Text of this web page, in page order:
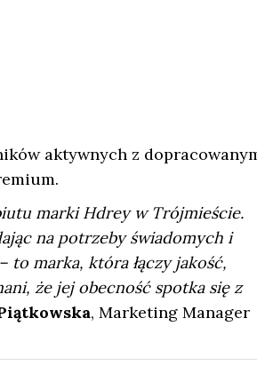
aktywnych z
marki Hdrey w Trójmieście.
na potrzeby świadomych i
marka, która łączy jakość,
że jej obecność spotka się z
, Marketing Manager